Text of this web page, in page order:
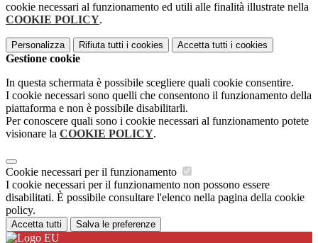
cookie necessari al funzionamento ed utili alle finalità illustrate nella
COOKIE POLICY.
Personalizza Rifiuta tutti i cookies Accetta tutti i cookies
Gestione cookie
In questa schermata è possibile scegliere quali cookie consentire.
I cookie necessari sono quelli che consentono il funzionamento della
piattaforma e non è possibile disabilitarli.
Per conoscere quali sono i cookie necessari al funzionamento potete
visionare la COOKIE POLICY.
Cookie necessari per il funzionamento
I cookie necessari per il funzionamento non possono essere
disabilitati. È possibile consultare l'elenco nella pagina della cookie
policy.
Accetta tutti Salva le preferenze